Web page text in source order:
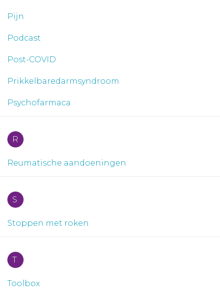
Pijn
Podcast
Post-COVID
Prikkelbaredarmsyndroom
Psychofarmaca
R
Reumatische aandoeningen
S
Stoppen met roken
T
Toolbox